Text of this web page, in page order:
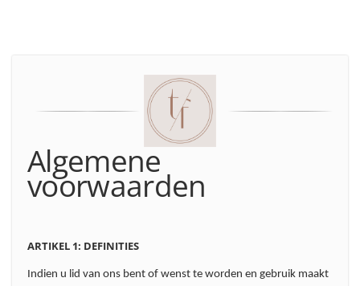
Algemene
voorwaarden
ARTIKEL 1: DEFINITIES
Indien u lid van ons bent of wenst te worden en gebruik maakt